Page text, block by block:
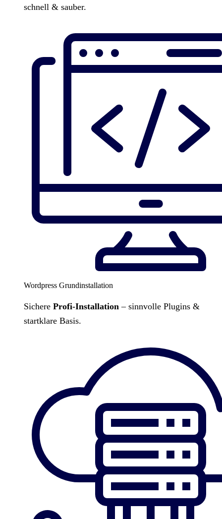
schnell & sauber.
Wordpress Grundinstallation
Sichere Profi-Installation – sinnvolle Plugins &
startklare Basis.